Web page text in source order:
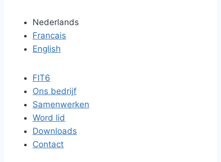
Nederlands
Francais
English
FIT6
Ons bedrijf
Samenwerken
Word lid
Downloads
Contact